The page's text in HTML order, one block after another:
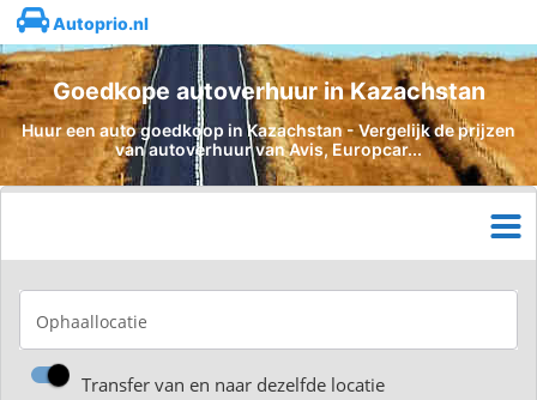
Autoprio.nl
Goedkope autoverhuur in Kazachstan
Huur een auto goedkoop in Kazachstan - Vergelijk de prijzen
van autoverhuur van Avis, Europcar...
Ophaallocatie
Transfer van en naar dezelfde locatie